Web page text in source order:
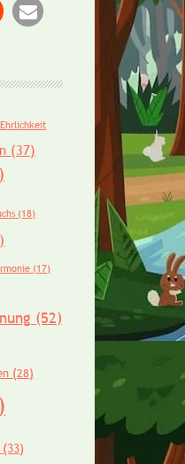
Ehrlichkeit
(37)
(18)
(17)
(52)
(28)
(33)